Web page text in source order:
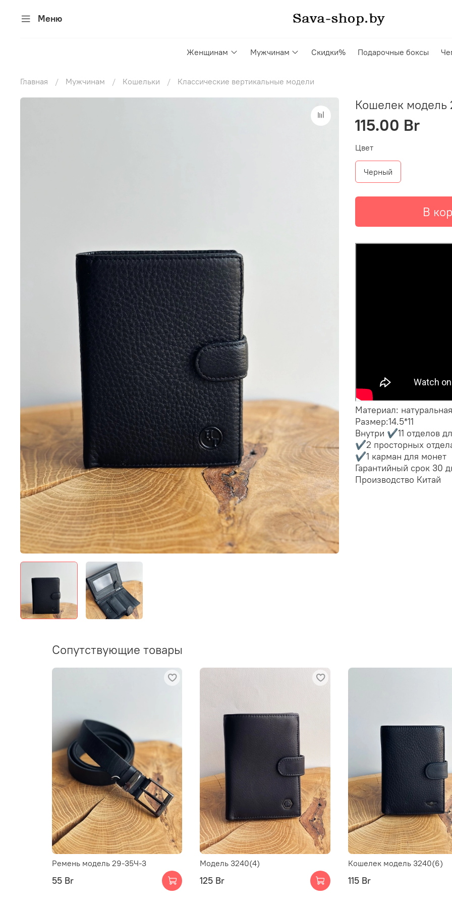
Меню
Женщинам Мужчинам Скидки% Подарочные боксы
Главная Мужчинам Кошельки Классические вертикальные модели
Кошелек
115.00 Br
В
Цвет
Черный
Материал:
Размер:14.5*11
Внутри ✔️11 отделов
✔️2 просторных
✔️1 карман для монет
Гарантийный срок 30
Производство Китай
Сопутствующие товары
Ремень модель 29-35Ч-3
55 Br
Модель 3240(4)
125 Br
Кошелек модель 3240(6)
115 Br